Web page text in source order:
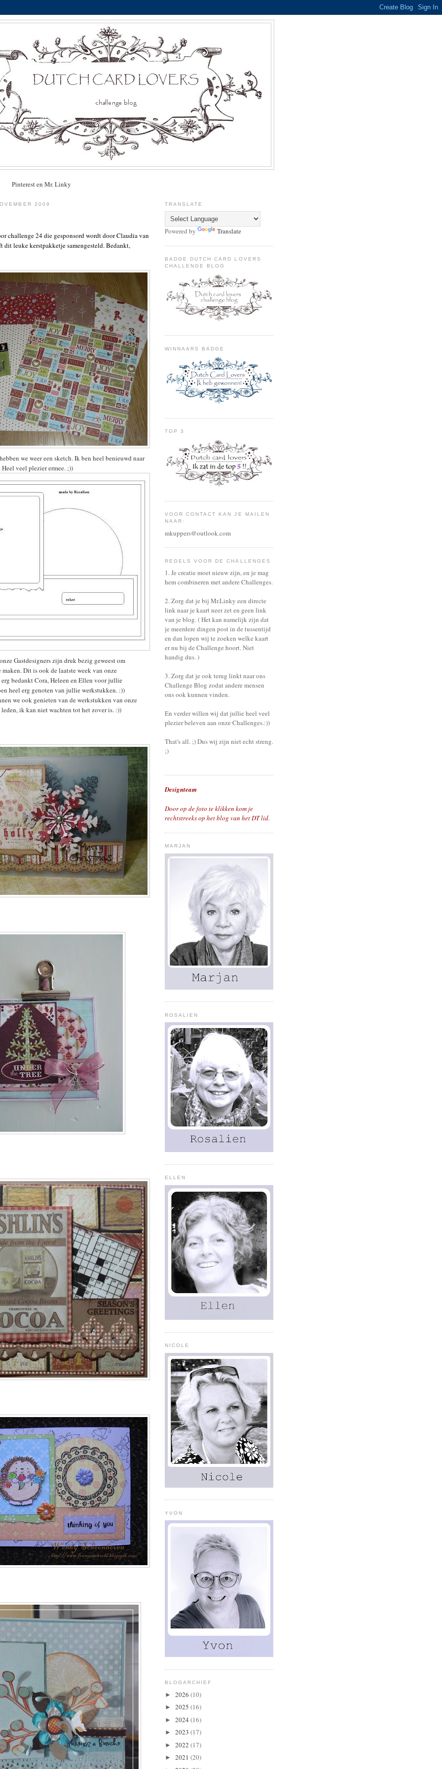
Pinterest en Mr. Linky
2009
challenge 24 die gesponsord wordt door Claudia van
dit leuke kerstpakketje samengesteld. Bedankt,
we weer een sketch. Ik ben heel benieuwd naar
veel plezier ermee. ;))
Gastdesigners zijn druk bezig geweest om
Dit is ook de laatste week van onze
erg bedankt Cora, Heleen en Ellen voor jullie
heel erg genoten van jullie werkstukken. :))
we ook genieten van de werkstukken van onze
ik kan niet wachten tot het zover is. :))
TRANSLATE
Powered by Translate
BADGE DUTCH CARD LOVERS
CHALLENGE BLOG
WINNAARS BADGE
TOP 3
VOOR CONTACT KAN JE MAILEN
NAAR:
mkuppers@outlook.com
REGELS VOOR DE CHALLENGES
1. Je creatie moet nieuw zijn, en je mag
hem combineren met andere Challenges.
2. Zorg dat je bij Mr.Linky een directe
link naar je kaart neer zet en geen link
van je blog. ( Het kan namelijk zijn dat
je meerdere dingen post in de tussentijd
en dan lopen wij te zoeken welke kaart
er nu bij de Challenge hoort. Niet
handig dus. )
3. Zorg dat je ook terug linkt naar ons
Challenge Blog zodat andere mensen
ons ook kunnen vinden.
En verder willen wij dat jullie heel veel
plezier beleven aan onze Challenges.:))
That's all. ;) Dus wij zijn niet echt streng.
;)
Designteam
Door op de foto te klikken kom je
rechtstreeks op het blog van het DT lid.
MARJAN
ROSALIEN
ELLEN
NICOLE
YVON
BLOGARCHIEF
► 2026 (10)
► 2025 (16)
► 2024 (16)
► 2023 (17)
► 2022 (17)
► 2021 (20)